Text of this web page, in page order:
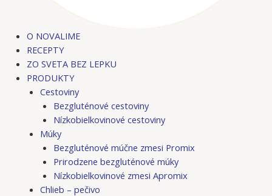
O NOVALIME
RECEPTY
ZO SVETA BEZ LEPKU
PRODUKTY
Cestoviny
Bezgluténové cestoviny
Nízkobielkovinové cestoviny
Múky
Bezgluténové múčne zmesi Promix
Prirodzene bezgluténové múky
Nízkobielkovinové zmesi Apromix
Chlieb – pečivo